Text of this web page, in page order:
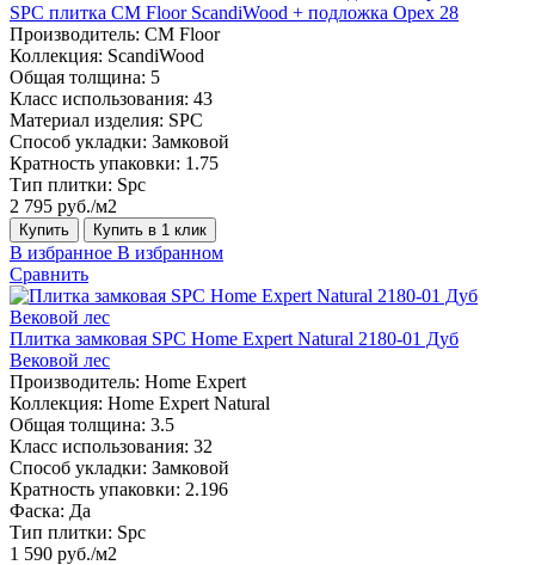
SPC плитка CM Floor ScandiWood + подложка Орех 28
Производитель: CM Floor
Коллекция: ScandiWood
Общая толщина: 5
Класс использования: 43
Материал изделия: SPC
Способ укладки: Замковой
Кратность упаковки: 1.75
Тип плитки: Spc
2 795 руб./м2
Купить Купить в 1 клик
В избранное В избранном
Сравнить
Плитка замковая SPC Home Expert Natural 2180-01 Дуб
Вековой лес
Производитель: Home Expert
Коллекция: Home Expert Natural
Общая толщина: 3.5
Класс использования: 32
Способ укладки: Замковой
Кратность упаковки: 2.196
Фаска: Да
Тип плитки: Spc
1 590 руб./м2